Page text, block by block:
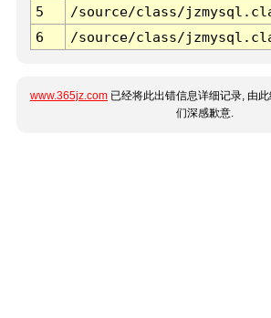
5
/source/class/
6
/source/class/
www.365jz.com 已经将此出错信息详细记录, 由
们深感歉意.